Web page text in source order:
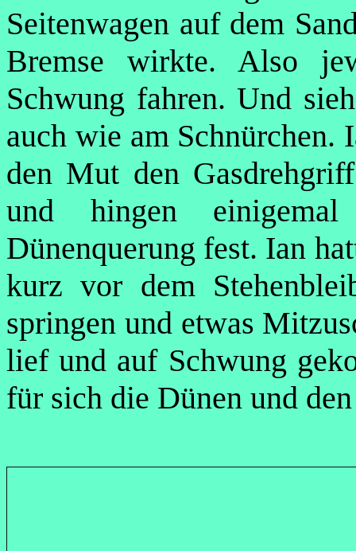
Seitenwagen auf dem
Bremse wirkte. Also
Schwung fahren. Und
auch wie am Schnürchen.
den Mut den
und hingen
Dünenquerung fest. Ian
kurz vor dem
springen und etwas
lief und auf Schwung
für sich die Dünen und